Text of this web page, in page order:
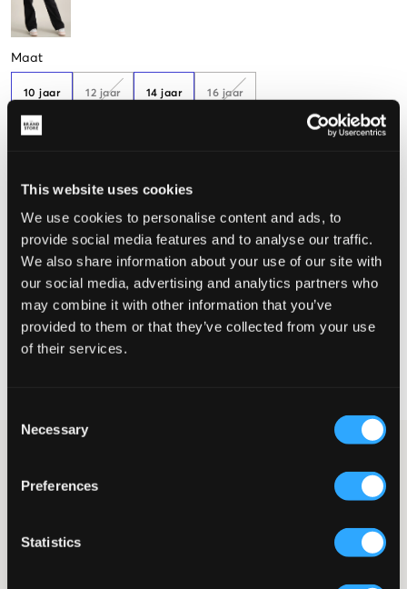
This website uses cookies
We use cookies to personalise content and ads, to
provide social media features and to analyse our traffic.
We also share information about your use of our site with
our social media, advertising and analytics partners who
may combine it with other information that you’ve
provided to them or that they’ve collected from your use
of their services.
Selection
Necessary
Preferences
Statistics
Maat
10 jaar
Nog 3
12 jaar 14 jaar 16 jaar
De maat lijkt
Te klein Perfect
MAATTABEL
KIES EEN MAAT
verstelbaar aan de binnenkant zodat de broek zo goed en
comfortabel mogelijk zit. De gulp bestaat uit een knoop en gulp.
De jeans hebben een gulp met knoop en ritssluiting. Mooi te
Jeans